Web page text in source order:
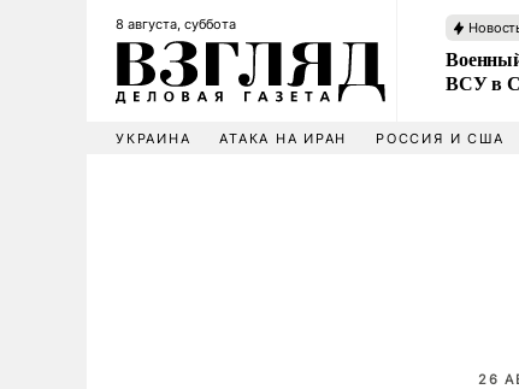
8 августа, суббота
ВСУ в
УКРАИНА АТАКА НА ИРАН РОССИЯ И США
26